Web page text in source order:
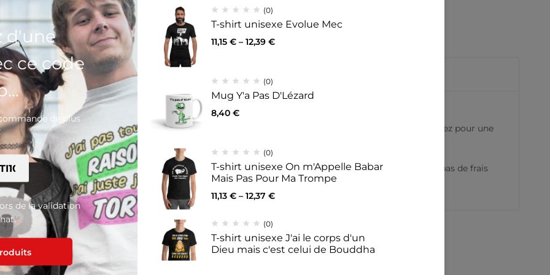
pas quoi offrir ? Pour que la personne à laquelle vous souhaitez faire plaisir ait l’embarras du choix, optez pour une
les instructions nécessaires pour les utiliser au moment du passage à la caisse. Nous n’appliquons pas de frais
d'une
ce code
de plus
de la validation
(0)
T-shirt unisexe Evolue Mec
11,15 € – 12,39 €
(0)
Mug Y'a Pas D'Lézard
8,40 €
(0)
T-shirt unisexe On m'Appelle Babar
Mais Pas Pour Ma Trompe
11,13 € – 12,37 €
(0)
T-shirt unisexe J'ai le corps d'un
Dieu mais c'est celui de Bouddha